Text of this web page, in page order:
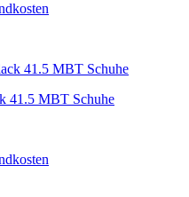
41.5 MBT Schuhe